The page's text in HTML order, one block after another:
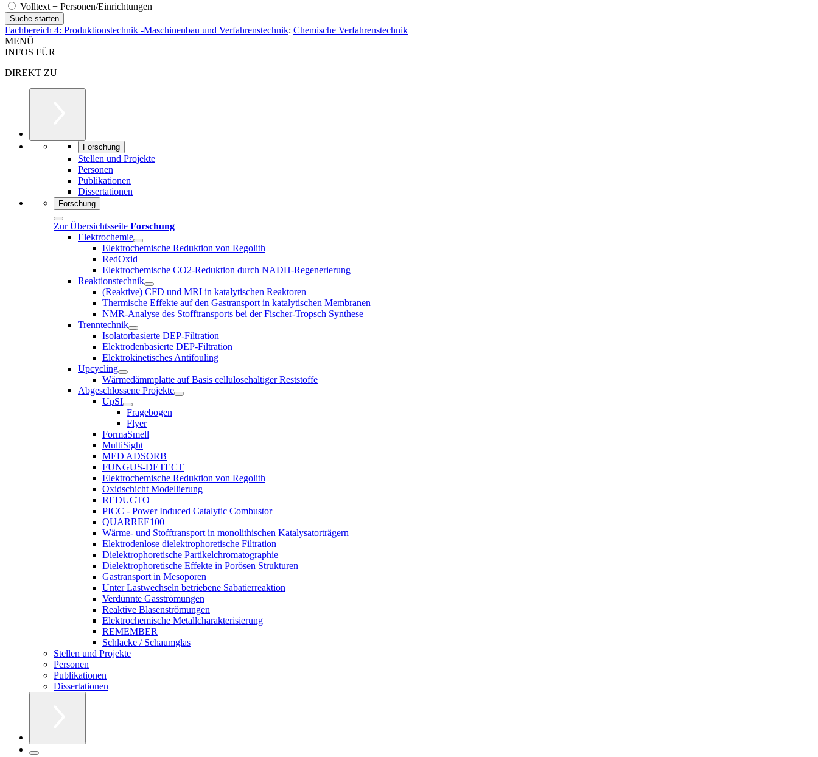
Volltext + Personen/Einrichtungen
Fachbereich 4: Produktionstechnik -Maschinenbau und Verfahrenstechnik: Chemische Verfahrenstechnik
MENÜ
INFOS FÜR
DIREKT ZU
Forschung
Stellen und Projekte
Personen
Publikationen
Dissertationen
Forschung
Zur Übersichtsseite Forschung
Elektrochemie
Elektrochemische Reduktion von Regolith
RedOxid
Elektrochemische CO2-Reduktion durch NADH-Regenerierung
Reaktionstechnik
(Reaktive) CFD und MRI in katalytischen Reaktoren
Thermische Effekte auf den Gastransport in katalytischen Membranen
NMR-Analyse des Stofftransports bei der Fischer-Tropsch Synthese
Trenntechnik
Isolatorbasierte DEP-Filtration
Elektrodenbasierte DEP-Filtration
Elektrokinetisches Antifouling
Upcycling
Wärmedämmplatte auf Basis cellulosehaltiger Reststoffe
Abgeschlossene Projekte
UpSI
Fragebogen
Flyer
FormaSmell
MultiSight
MED ADSORB
FUNGUS-DETECT
Elektrochemische Reduktion von Regolith
Oxidschicht Modellierung
REDUCTO
PICC - Power Induced Catalytic Combustor
QUARREE100
Wärme- und Stofftransport in monolithischen Katalysatorträgern
Elektrodenlose dielektrophoretische Filtration
Dielektrophoretische Partikelchromatographie
Dielektrophoretische Effekte in Porösen Strukturen
Gastransport in Mesoporen
Unter Lastwechseln betriebene Sabatierreaktion
Verdünnte Gasströmungen
Reaktive Blasenströmungen
Elektrochemische Metallcharakterisierung
REMEMBER
Schlacke / Schaumglas
Stellen und Projekte
Personen
Publikationen
Dissertationen